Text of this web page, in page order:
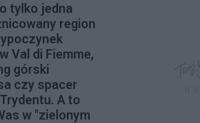
tylko jedna
region
Val di Fiemme,
górski
czy spacer
A to
w "zielonym